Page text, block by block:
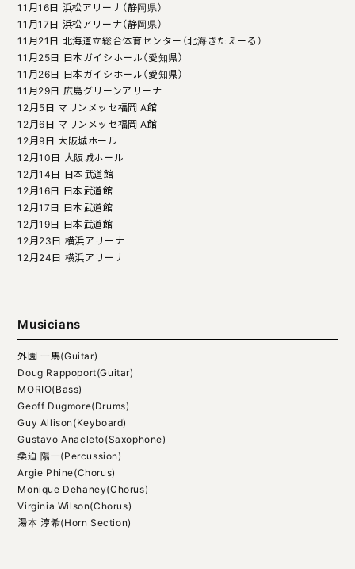
11月16日 浜松アリーナ（静岡県）
11月17日 浜松アリーナ（静岡県）
11月21日 北海道立総合体育センター（北海きたえーる）
11月25日 日本ガイシホール（愛知県）
11月26日 日本ガイシホール（愛知県）
11月29日 広島グリーンアリーナ
12月5日 マリンメッセ福岡 A館
12月6日 マリンメッセ福岡 A館
12月9日 大阪城ホール
12月10日 大阪城ホール
12月14日 日本武道館
12月16日 日本武道館
12月17日 日本武道館
12月19日 日本武道館
12月23日 横浜アリーナ
12月24日 横浜アリーナ
Musicians
外園 一馬(Guitar)
Doug Rappoport(Guitar)
MORIO(Bass)
Geoff Dugmore(Drums)
Guy Allison(Keyboard)
Gustavo Anacleto(Saxophone)
桑迫 陽一(Percussion)
Argie Phine(Chorus)
Monique Dehaney(Chorus)
Virginia Wilson(Chorus)
湯本 淳希(Horn Section)